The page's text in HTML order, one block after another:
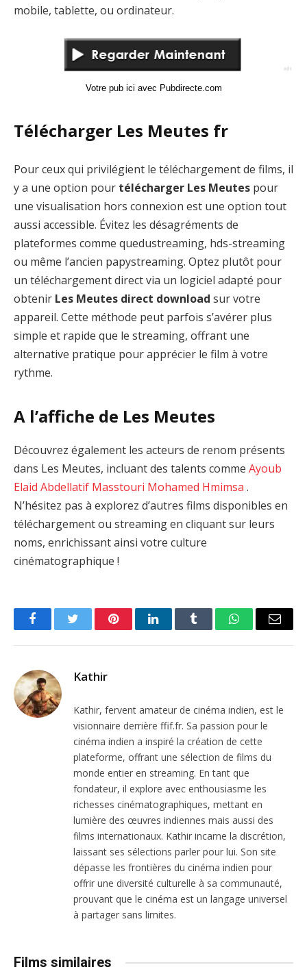
mobile, tablette, ou ordinateur.
Votre pub ici avec Pubdirecte.com
Télécharger Les Meutes fr
Pour ceux qui privilégient le téléchargement de films, il
y a une option pour télécharger Les Meutes pour
une visualisation hors connexion est une option tout
aussi accessible. Évitez les désagréments de
plateformes comme quedustreaming, hds-streaming
ou même l’ancien papystreaming. Optez plutôt pour
un téléchargement direct via un logiciel adapté pour
obtenir Les Meutes direct download sur votre
appareil. Cette méthode peut parfois s’avérer plus
simple et rapide que le streaming, offrant une
alternative pratique pour apprécier le film à votre
rythme.
A l’affiche de Les Meutes
Découvrez également les acteurs de renom présents
dans Les Meutes, incluant des talents comme Ayoub
Elaid Abdellatif Masstouri Mohamed Hmimsa .
N’hésitez pas à explorez d’autres films disponibles en
téléchargement ou streaming en cliquant sur leurs
noms, enrichissant ainsi votre culture
cinématographique !
FacebookTwitter PinterestLinkedInTumblr WhatsAppEmail
Kathir
Kathir, fervent amateur de cinéma indien, est le
visionnaire derrière ffif.fr. Sa passion pour le
cinéma indien a inspiré la création de cette
plateforme, offrant une sélection de films du
monde entier en streaming. En tant que
fondateur, il explore avec enthousiasme les
richesses cinématographiques, mettant en
lumière des œuvres indiennes mais aussi des
films internationaux. Kathir incarne la discrétion,
laissant ses sélections parler pour lui. Son site
dépasse les frontières du cinéma indien pour
offrir une diversité culturelle à sa communauté,
prouvant que le cinéma est un langage universel
à partager sans limites.
Films similaires